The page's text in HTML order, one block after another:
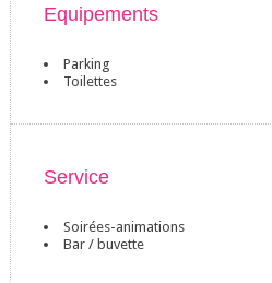
Equipements
Parking
Toilettes
Service
Soirées-animations
Bar / buvette